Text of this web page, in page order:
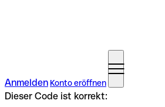
Anmelden Konto eröffnen
Dieser Code ist korrekt: